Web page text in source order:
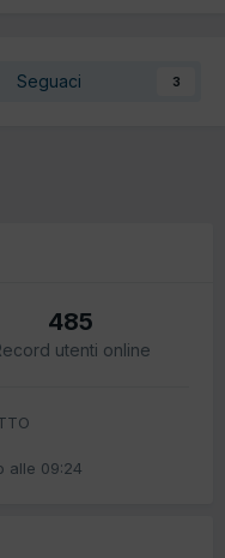
Seguaci 3
485
utenti online
alle 09:24